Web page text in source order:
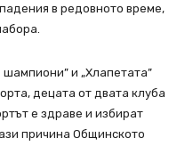
в редовното време,
и „Хлапетата”
децата от двата клуба
е здраве и избират
причина Общинското